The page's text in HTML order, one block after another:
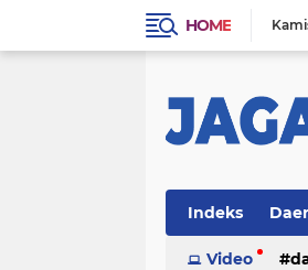
HOME
Indeks
Video